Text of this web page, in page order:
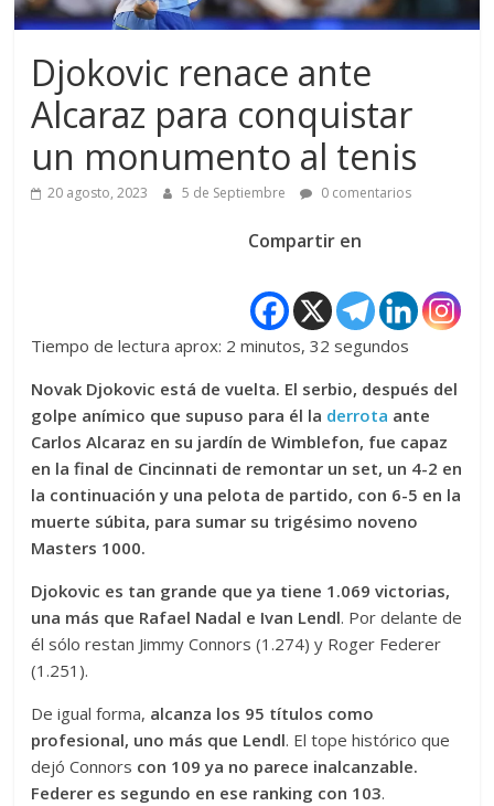
Djokovic renace ante
Alcaraz para conquistar
un monumento al tenis
20 agosto, 2023 5 de Septiembre 0 comentarios
Compartir en
Tiempo de lectura aprox: 2 minutos, 32 segundos
Novak Djokovic está de vuelta. El serbio, después del
golpe anímico que supuso para él la derrota ante
Carlos Alcaraz en su jardín de Wimblefon, fue capaz
en la final de Cincinnati de remontar un set, un 4-2 en
la continuación y una pelota de partido, con 6-5 en la
muerte súbita, para sumar su trigésimo noveno
Masters 1000.
Djokovic es tan grande que ya tiene 1.069 victorias,
una más que Rafael Nadal e Ivan Lendl. Por delante de
él sólo restan Jimmy Connors (1.274) y Roger Federer
(1.251).
De igual forma, alcanza los 95 títulos como
profesional, uno más que Lendl. El tope histórico que
dejó Connors con 109 ya no parece inalcanzable.
Federer es segundo en ese ranking con 103.